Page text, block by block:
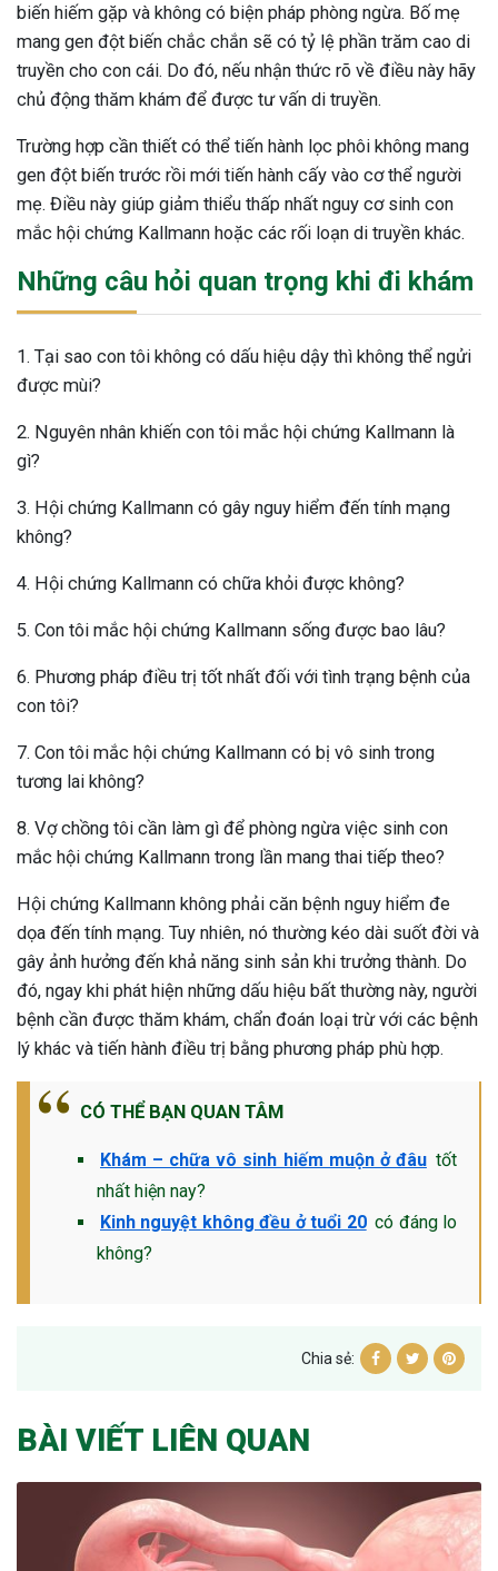
biến hiếm gặp và không có biện pháp phòng ngừa. Bố mẹ
mang gen đột biến chắc chắn sẽ có tỷ lệ phần trăm cao di
truyền cho con cái. Do đó, nếu nhận thức rõ về điều này hãy
chủ động thăm khám để được tư vấn di truyền.
Trường hợp cần thiết có thể tiến hành lọc phôi không mang
gen đột biến trước rồi mới tiến hành cấy vào cơ thể người
mẹ. Điều này giúp giảm thiểu thấp nhất nguy cơ sinh con
mắc hội chứng Kallmann hoặc các rối loạn di truyền khác.
Những câu hỏi quan trọng khi đi khám
1. Tại sao con tôi không có dấu hiệu dậy thì không thể ngửi
được mùi?
2. Nguyên nhân khiến con tôi mắc hội chứng Kallmann là
gì?
3. Hội chứng Kallmann có gây nguy hiểm đến tính mạng
không?
4. Hội chứng Kallmann có chữa khỏi được không?
5. Con tôi mắc hội chứng Kallmann sống được bao lâu?
6. Phương pháp điều trị tốt nhất đối với tình trạng bệnh của
con tôi?
7. Con tôi mắc hội chứng Kallmann có bị vô sinh trong
tương lai không?
8. Vợ chồng tôi cần làm gì để phòng ngừa việc sinh con
mắc hội chứng Kallmann trong lần mang thai tiếp theo?
Hội chứng Kallmann không phải căn bệnh nguy hiểm đe
dọa đến tính mạng. Tuy nhiên, nó thường kéo dài suốt đời và
gây ảnh hưởng đến khả năng sinh sản khi trưởng thành. Do
đó, ngay khi phát hiện những dấu hiệu bất thường này, người
bệnh cần được thăm khám, chẩn đoán loại trừ với các bệnh
lý khác và tiến hành điều trị bằng phương pháp phù hợp.
CÓ THỂ BẠN QUAN TÂM
Khám – chữa vô sinh hiếm muộn ở đâu tốt
nhất hiện nay?
Kinh nguyệt không đều ở tuổi 20 có đáng lo
không?
Chia sẻ:
BÀI VIẾT LIÊN QUAN